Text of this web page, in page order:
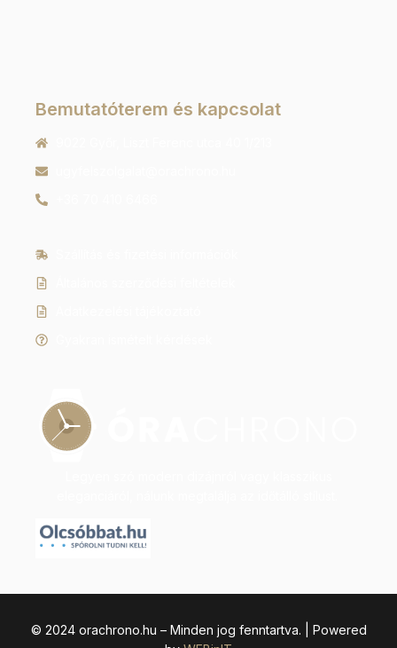
Bemutatóterem és kapcsolat
© 2024 orachrono.hu – Minden jog fenntartva. | Powered